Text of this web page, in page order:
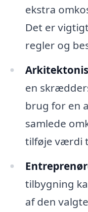
ekstra
Det er
regler og
en
brug for en
samlede
tilføje værdi
tilbygning
af den